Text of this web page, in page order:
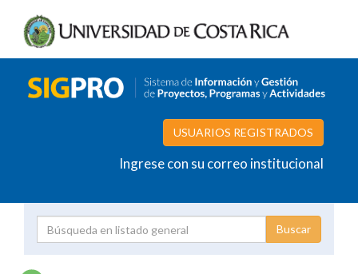
USUARIOS REGISTRADOS
Ingrese con su correo institucional